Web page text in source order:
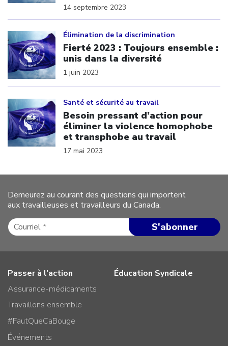
14 septembre 2023
Élimination de la discrimination
Fierté 2023 : Toujours ensemble :
unis dans la diversité
1 juin 2023
Santé et sécurité au travail
Besoin pressant d’action pour
éliminer la violence homophobe
et transphobe au travail
17 mai 2023
Demeurez au courant des questions qui importent
aux travailleuses et travailleurs du Canada.
Passer à l’action
Assurance-médicaments
Travaillons ensemble
#FautQueCaBouge
Événements
Éducation Syndicale